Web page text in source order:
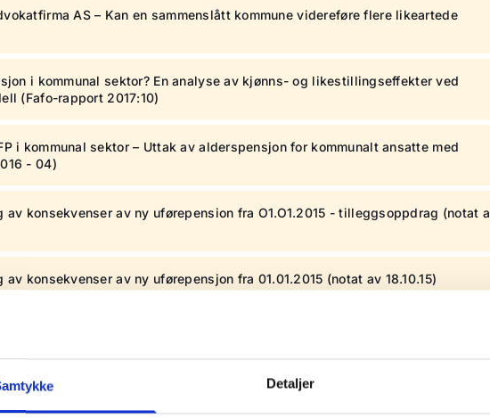
Detaljer
AS – Kan en sammenslått kommune videreføre flere likeartede
i kommunal sektor? En analyse av kjønns- og likestillingseffekter ved
(Fafo-rapport 2017:10)
i kommunal sektor – Uttak av alderspensjon for kommunalt ansatte med
- 04)
av konsekvenser av ny uførepension fra O1.O1.2015 - tilleggsoppdrag (notat
konsekvenser av ny uførepensjon fra 01.01.2015 (notat av 18.10.15)
AS - Kommunal pensjon og offentlige anskaffelser
i kommunal sektor Analyse av survey- og registerdata fra før og etter
2014:45)